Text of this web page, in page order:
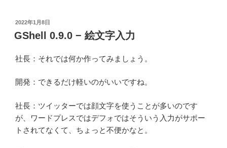
投
稿
日:
2022年1月8日
GShell 0.9.0 − 絵文字入力
社長：それでは何か作ってみましょう。
開発：できるだけ軽いのがいいですね。
社長：ツイッターでは顔文字を使うことが多いのです
が、ワードプレスではデフォではそういう入力がサポー
トされてなくて、ちょっと不便かなと。